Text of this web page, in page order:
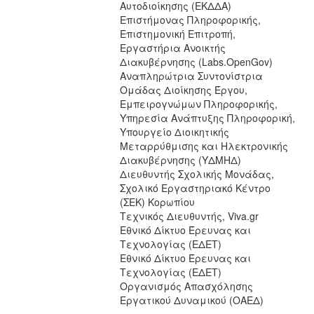
Αυτοδιοίκησης (ΕΚΔΔΑ)
Επιστήμονας Πληροφορικής,
Επιστημονική Επιτροπή,
Εργαστήρια Ανοικτής
Διακυβέρνησης (Labs.OpenGov)
Αναπληρώτρια Συντονίστρια
Ομάδας Διοίκησης Έργου,
Εμπειρογνώμων Πληροφορικής,
Υπηρεσία Ανάπτυξης Πληροφορική,
Υπουργείο Διοικητικής
Μεταρρύθμισης και Ηλεκτρονικής
Διακυβέρνησης (ΥΔΜΗΔ)
Διευθυντής Σχολικής Μονάδας,
Σχολικό Εργαστηριακό Κέντρο
(ΣΕΚ) Κορωπίου
Τεχνικός Διευθυντής, Viva.gr
Εθνικό Δίκτυο Έρευνας και
Τεχνολογίας (ΕΔΕΤ)
Εθνικό Δίκτυο Έρευνας και
Τεχνολογίας (ΕΔΕΤ)
Οργανισμός Απασχόλησης
Εργατικού Δυναμικού (ΟΑΕΔ)